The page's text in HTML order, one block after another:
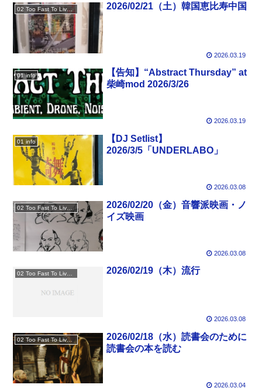
02 Too Fast To Live Too Young To Die 2026/02/21（土）韓国恵比寿中国
2026.03.19
01 info
【告知】“Abstract Thursday” at
柴崎mod 2026/3/26
2026.03.19
01 info
【DJ Setlist】
2026/3/5「UNDERLABO」
2026.03.08
2026/02/20（金）音響派映画・ノ
イズ映画
2026.03.08
02 Too Fast To Live Too Young To Die 2026/02/19（木）流行
2026.03.08
02 Too Fast To Live Too Young To Die
2026/02/18（水）読書会のために
読書会の本を読む
2026.03.04